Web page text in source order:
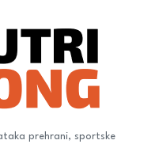
prehrani, sportske